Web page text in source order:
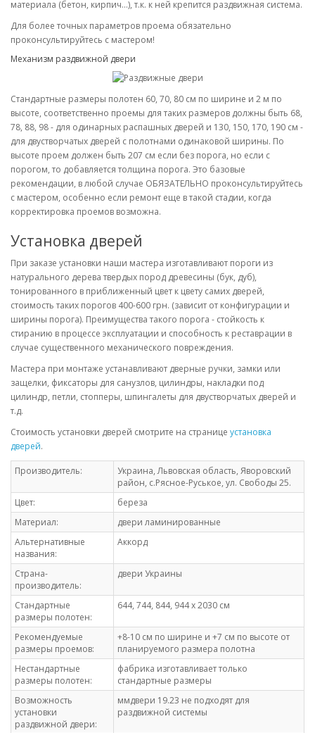
материала (бетон, кирпич...), т.к. к ней крепится раздвижная система.
Для более точных параметров проема обязательно
проконсультируйтесь с мастером!
Механизм раздвижной двери
Стандартные размеры полотен 60, 70, 80 см по ширине и 2 м по
высоте, соответственно проемы для таких размеров должны быть 68,
78, 88, 98 - для одинарных распашных дверей и 130, 150, 170, 190 см -
для двустворчатых дверей с полотнами одинаковой ширины. По
высоте проем должен быть 207 см если без порога, но если с
порогом, то добавляется толщина порога. Это базовые
рекомендации, в любой случае ОБЯЗАТЕЛЬНО проконсультируйтесь
с мастером, особенно если ремонт еще в такой стадии, когда
корректировка проемов возможна.
Установка дверей
При заказе установки наши мастера изготавливают пороги из
натурального дерева твердых пород древесины (бук, дуб),
тонированного в приближенный цвет к цвету самих дверей,
стоимость таких порогов 400-600 грн. (зависит от конфигурации и
ширины порога). Преимущества такого порога - стойкость к
стиранию в процессе эксплуатации и способность к реставрации в
случае существенного механического повреждения.
Мастера при монтаже устанавливают дверные ручки, замки или
защелки, фиксаторы для санузлов, цилиндры, накладки под
цилиндр, петли, стопперы, шпингалеты для двустворчатых дверей и
т.д.
Стоимость установки дверей смотрите на странице установка
дверей.
Производитель:
Украина, Львовская область, Яворовский
район, с.Рясное-Руськое, ул. Свободы 25.
Цвет:
береза
Материал:
двери ламинированные
Альтернативные
названия:
Аккорд
Страна-
производитель:
двери Украины
Стандартные
размеры полотен:
644, 744, 844, 944 х 2030 см
Рекомендуемые
размеры проемов:
+8-10 см по ширине и +7 см по высоте от
планируемого размера полотна
Нестандартные
размеры полотен:
фабрика изготавливает только
стандартные размеры
Возможность
установки
раздвижной двери:
ммдвери 19.23 не подходят для
раздвижной системы